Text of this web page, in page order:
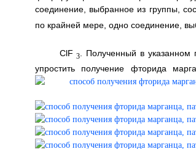
соединение, выбранное из группы,
по крайней мере, одно соединение,
ClF 3. Полученный в указанном
упростить получение фторида